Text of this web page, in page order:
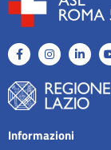
Informazioni